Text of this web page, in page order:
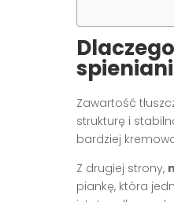
Zawartość
strukturę i
bardziej
Z drugiej strony,
piankę, która